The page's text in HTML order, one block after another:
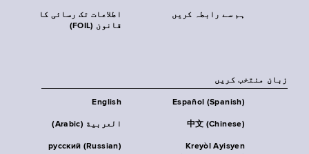
اطلاعات تک رسائی کا
قانون (FOIL)
ہم سے رابطہ کریں
زبان منتخب کریں
English Español (Spanish)
العربية (Arabic) 中文 (Chinese)
русский (Russian)
Kreyòl Ayisyen